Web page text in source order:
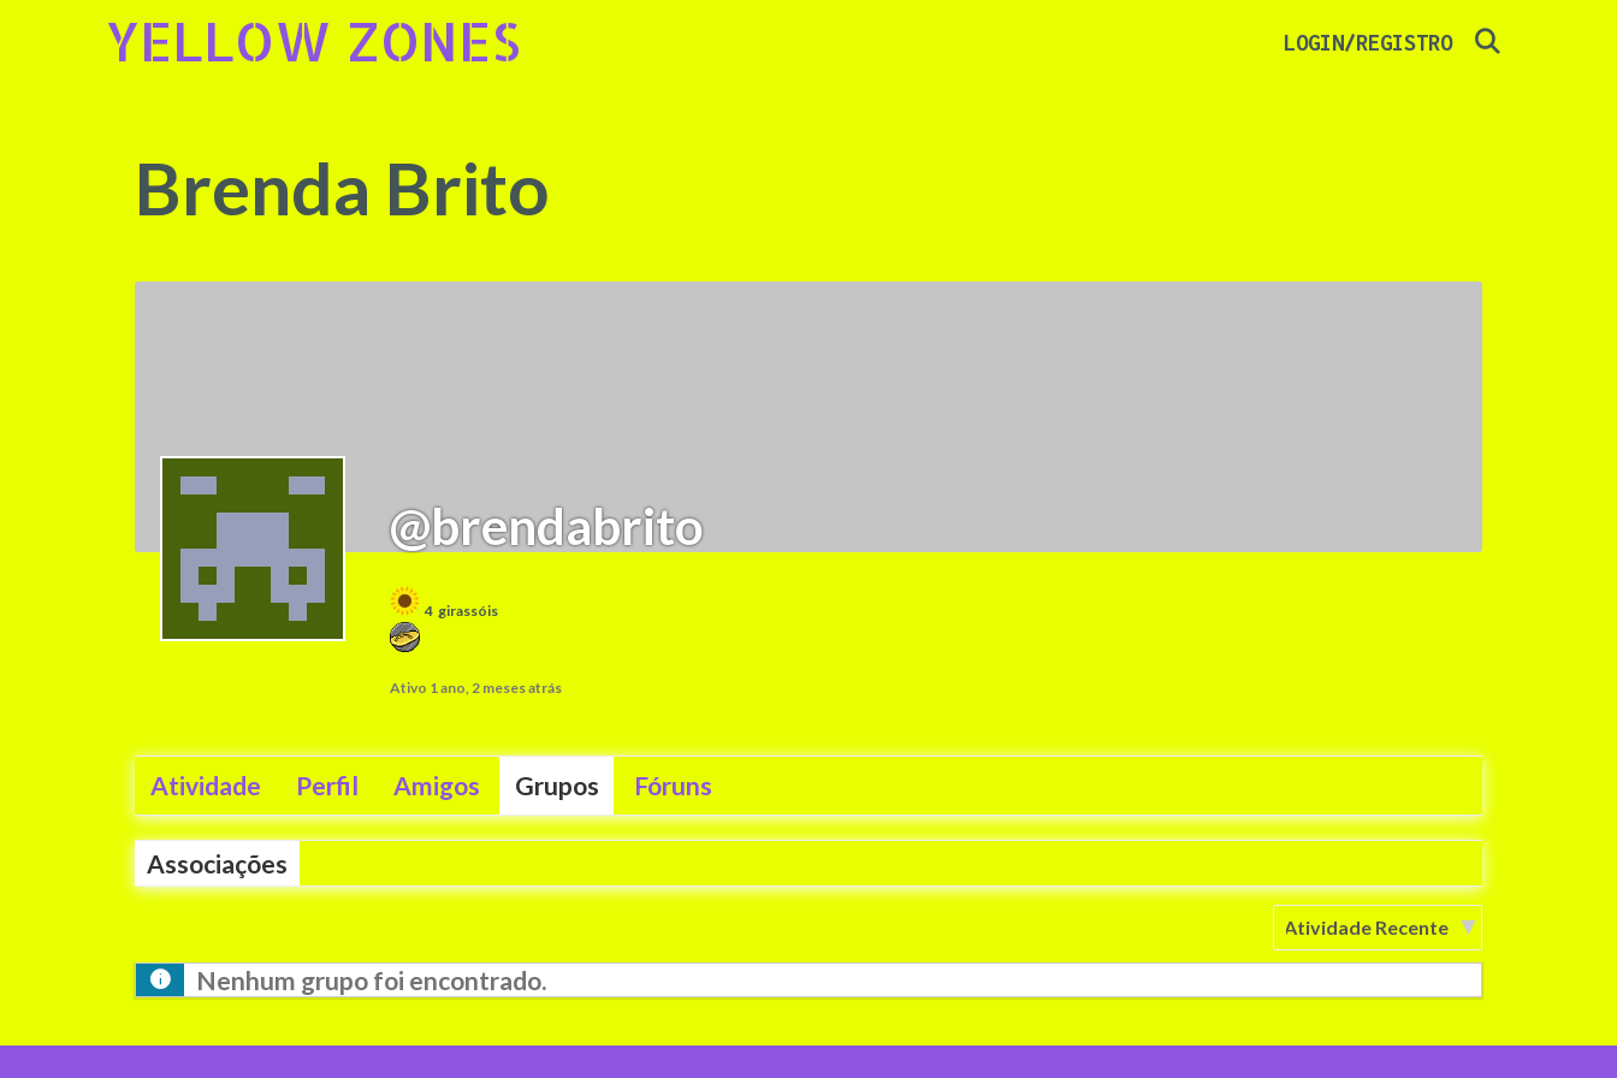
YELLOW ZONES LOGIN/REGISTRO
Brenda Brito
@brendabrito
4 girassóis
Ativo 1 ano, 2 meses atrás
Atividade Perfil Amigos Grupos Fóruns
Associações
Ordenar
Nenhum grupo foi encontrado.